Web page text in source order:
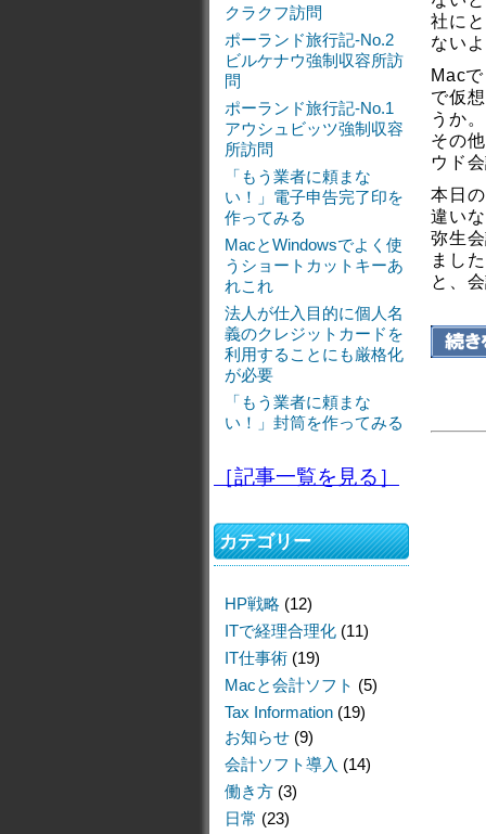
社に
ない
Mac
で仮
うか。
その
ウド
本日
違い
弥生
まし
と、
クラクフ訪問
ポーランド旅行記-No.2
ビルケナウ強制収容所訪
問
ポーランド旅行記-No.1
アウシュビッツ強制収容
所訪問
「もう業者に頼まな
い！」電子申告完了印を
作ってみる
MacとWindowsでよく使
うショートカットキーあ
れこれ
法人が仕入目的に個人名
義のクレジットカードを
利用することにも厳格化
が必要
「もう業者に頼まな
い！」封筒を作ってみる
［記事一覧を見る］
カテゴリー
HP戦略 (12)
ITで経理合理化 (11)
IT仕事術 (19)
Macと会計ソフト (5)
Tax Information (19)
お知らせ (9)
会計ソフト導入 (14)
働き方 (3)
日常 (23)